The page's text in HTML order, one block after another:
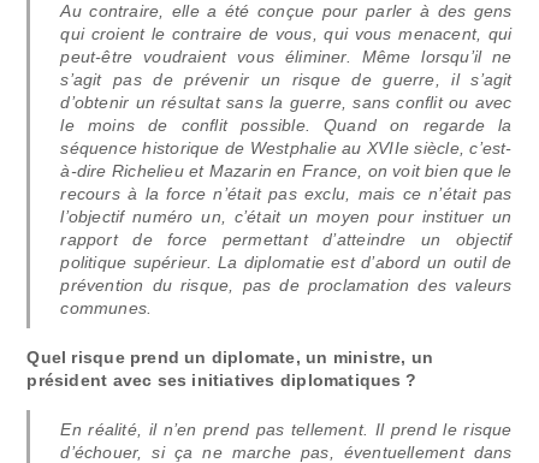
Au contraire, elle a été conçue pour parler à des gens
qui croient le contraire de vous, qui vous menacent, qui
peut-être voudraient vous éliminer. Même lorsqu’il ne
s’agit pas de prévenir un risque de guerre, il s’agit
d’obtenir un résultat sans la guerre, sans conflit ou avec
le moins de conflit possible. Quand on regarde la
séquence historique de Westphalie au XVIIe siècle, c’est-
à-dire Richelieu et Mazarin en France, on voit bien que le
recours à la force n’était pas exclu, mais ce n’était pas
l’objectif numéro un, c’était un moyen pour instituer un
rapport de force permettant d’atteindre un objectif
politique supérieur. La diplomatie est d’abord un outil de
prévention du risque, pas de proclamation des valeurs
communes.
Quel risque prend un diplomate, un ministre, un
président avec ses initiatives diplomatiques ?
En réalité, il n’en prend pas tellement. Il prend le risque
d’échouer, si ça ne marche pas, éventuellement dans